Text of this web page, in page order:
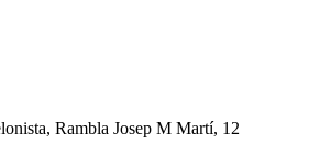
Rambla Josep M Martí, 12